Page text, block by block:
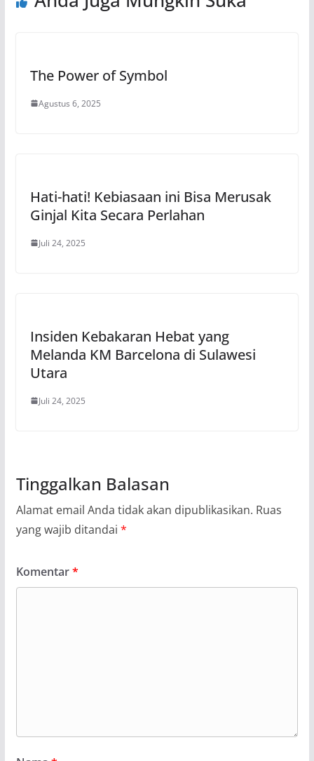
The Power of Symbol
Agustus 6, 2025
Hati-hati! Kebiasaan ini Bisa Merusak
Ginjal Kita Secara Perlahan
Juli 24, 2025
Insiden Kebakaran Hebat yang
Melanda KM Barcelona di Sulawesi
Utara
Juli 24, 2025
Tinggalkan Balasan
Alamat email Anda tidak akan dipublikasikan. Ruas
yang wajib ditandai *
Komentar*